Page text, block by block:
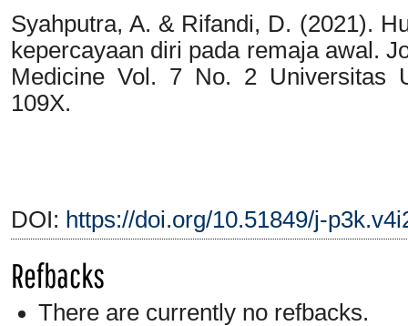
Syahputra, A. & Rifandi, D. (2021).
kepercayaan diri pada remaja awal.
Medicine Vol. 7 No. 2 Universitas
109X.
DOI: https://doi.org/10.51849/j-
Refbacks
There are currently no refbacks.